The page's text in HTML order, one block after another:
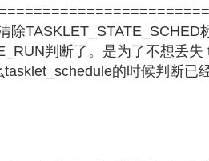
除TASKLET_STATE_SCHED
判断了。是为了不想丢
的时候判断已